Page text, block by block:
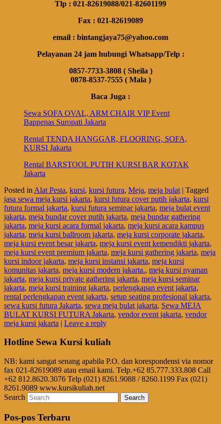
Tlp : 021-82619088/021-82601199
Fax : 021-82619089
email : bintangjaya75@yahoo.com
Pelayanan 24 jam hubungi Whatsapp/Telp :
0857-7733-3808 ( Sheila )
0878-8537-7555 ( Mala )
Baca Juga :
Sewa SOFA OVAL, ARM CHAIR VIP Event
Bappenas Suropati Jakarta
Rental TENDA HANGGAR, FLOORING, SOFA,
KURSI Jakarta
Rental BARSTOOL PUTIH KURSI BAR KOTAK
Jakarta
Posted in Alat Pesta, kursi, kursi futura, Meja, meja bulat | Tagged
jasa sewa meja kursi jakarta, kursi futura cover putih jakarta, kursi
futura formal jakarta, kursi futura seminar jakarta, meja bulat event
jakarta, meja bundar cover putih jakarta, meja bundar gathering
jakarta, meja kursi acara formal jakarta, meja kursi acara kampus
jakarta, meja kursi ballroom jakarta, meja kursi corporate jakarta,
meja kursi event besar jakarta, meja kursi event kemendikti jakarta,
meja kursi event premium jakarta, meja kursi gathering jakarta, meja
kursi indoor jakarta, meja kursi instansi jakarta, meja kursi
komunitas jakarta, meja kursi modern jakarta., meja kursi nyaman
jakarta, meja kursi private gathering jakarta, meja kursi seminar
jakarta, meja kursi training jakarta, perlengkapan event jakarta,
rental perlengkapan event jakarta, setup seating profesional jakarta,
sewa kursi futura Jakarta, sewa meja bulat jakarta, Sewa MEJA
BULAT KURSI FUTURA Jakarta, vendor event jakarta, vendor
meja kursi jakarta | Leave a reply
Hotline Sewa Kursi kuliah
NB: kami sangat senang apabila P.O. dan korespondensi via nomor
fax 021-82619089 atau email kami. Telp.+62 85.777.333.808 Call
+62 812.8620.3076 Telp (021) 8261.9088 / 8260.1199 Fax (021)
8261.9089 www.kursikuliah.net
Search
Pos-pos Terbaru